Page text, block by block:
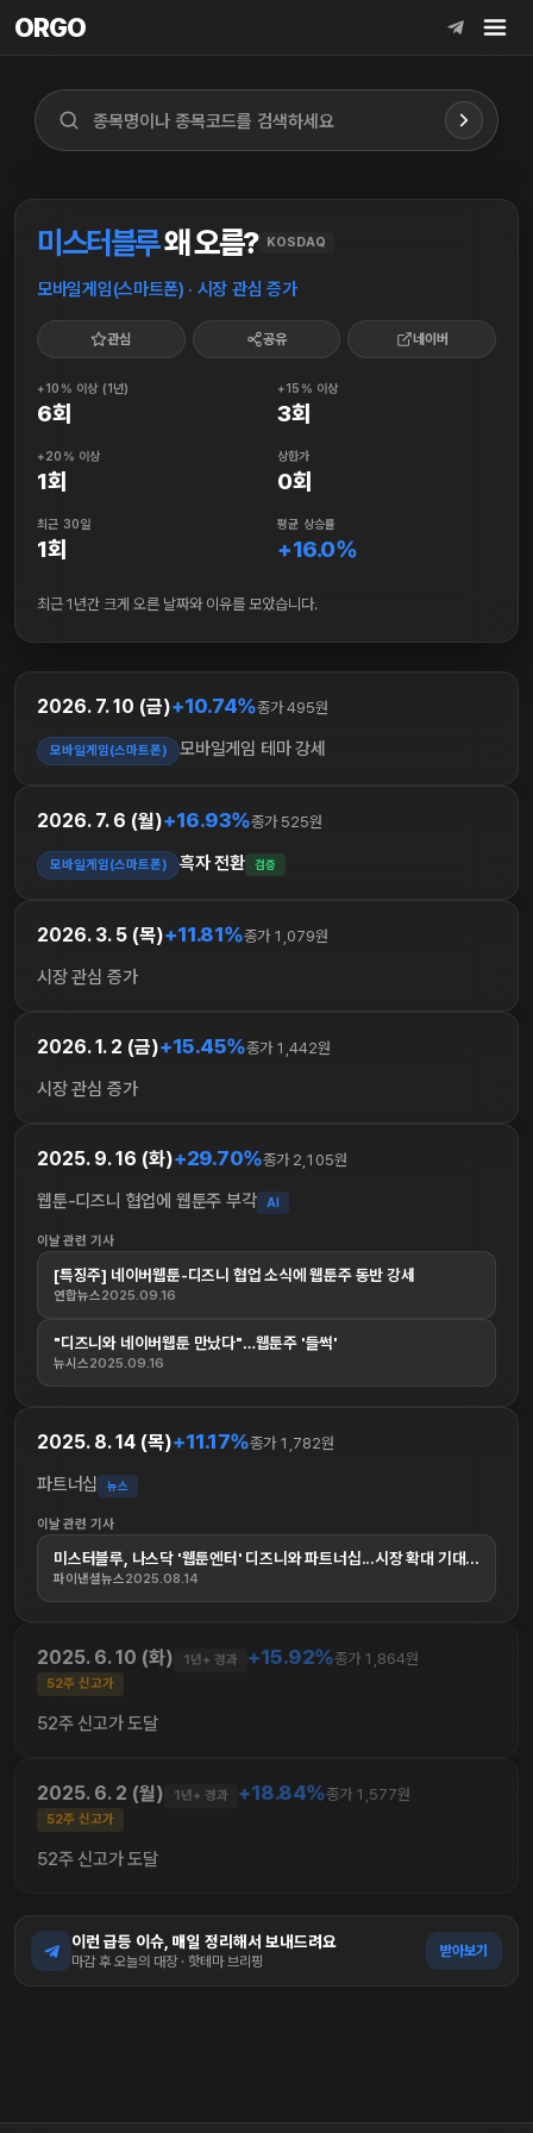
ORGO
ORGO
미스터블루왜 오름? KOSDAQ
모바일게임(스마트폰) · 시장 관심 증가
관심 공유 네이버
+10% 이상 (1년)
6회
+15% 이상
3회
+20% 이상
1회
상한가
0회
최근 30일
1회
평균 상승률
+16.0%
최근 1년간 크게 오른 날짜와 이유를 모았습니다.
2026. 7. 10 (금)+10.74%종가 495원
모바일게임(스마트폰) 모바일게임 테마 강세
2026. 7. 6 (월)+16.93%종가 525원
모바일게임(스마트폰) 흑자 전환 검증
2026. 3. 5 (목)+11.81%종가 1,079원
시장 관심 증가
2026. 1. 2 (금)+15.45%종가 1,442원
시장 관심 증가
2025. 9. 16 (화)+29.70%종가 2,105원
웹툰-디즈니 협업에 웹툰주 부각 AI
이날 관련 기사
[특징주] 네이버웹툰-디즈니 협업 소식에 웹툰주 동반 강세
연합뉴스2025.09.16
"디즈니와 네이버웹툰 만났다"…웹툰주 '들썩'
뉴시스2025.09.16
2025. 8. 14 (목)+11.17%종가 1,782원
파트너십 뉴스
이날 관련 기사
미스터블루, 나스닥 '웹툰엔터' 디즈니와 파트너십...시장 확대 기대...
파이낸셜뉴스2025.08.14
2025. 6. 10 (화) 1년+ 경과 +15.92%종가 1,864원
52주 신고가
52주 신고가 도달
2025. 6. 2 (월) 1년+ 경과 +18.84%종가 1,577원
52주 신고가
52주 신고가 도달
이런 급등 이슈, 매일 정리해서 보내드려요
마감 후 오늘의 대장 · 핫테마 브리핑
받아보기